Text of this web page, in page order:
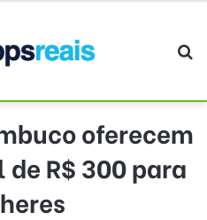
oferecem
R$ 300 para